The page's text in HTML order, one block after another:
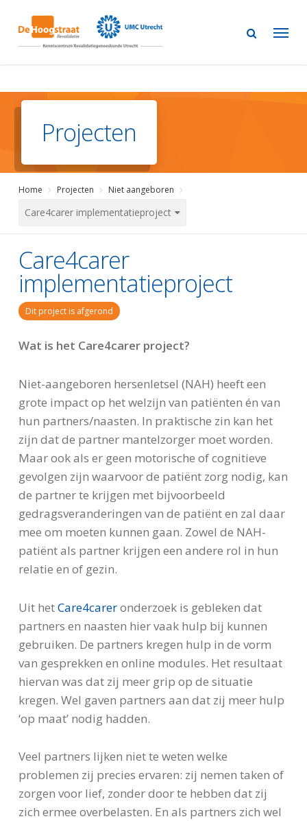
main
Projecten
Home Projecten Niet aangeboren
Care4carer implementatieproject
Care4carer
implementatieproject
Dit project is afgerond
Wat is het Care4carer project?
Niet-aangeboren hersenletsel (NAH) heeft een
grote impact op het welzijn van patiënten én van
hun partners/naasten. In praktische zin kan het
zijn dat de partner mantelzorger moet worden.
Maar ook als er geen motorische of cognitieve
gevolgen zijn waarvoor de patiënt zorg nodig, kan
de partner te krijgen met bijvoorbeeld
gedragsveranderingen van de patiënt en zal daar
mee om moeten kunnen gaan. Zowel de NAH-
patiënt als partner krijgen een andere rol in hun
relatie en of gezin.
Uit hetCare4careronderzoek is gebleken dat
partners en naasten hier vaak hulp bij kunnen
gebruiken. De partners kregen hulp in de vorm
van gesprekken en online modules. Het resultaat
hiervan was dat zij meer grip op de situatie
kregen. Wel gaven partners aan dat zij meer hulp
‘op maat’ nodig hadden.
Veel partners lijken niet te weten welke
problemen zij precies ervaren: zij nemen taken of
zorgen voor lief, zonder door te hebben dat zij
zich ermee overbelasten. En als partners zich wel